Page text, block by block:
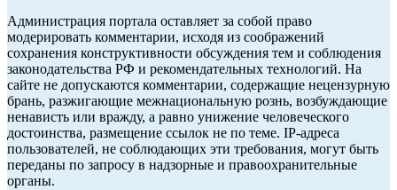
Администрация портала оставляет за собой право
модерировать комментарии, исходя из соображений
сохранения конструктивности обсуждения тем и соблюдения
законодательства РФ и рекомендательных технологий. На
сайте не допускаются комментарии, содержащие нецензурную
брань, разжигающие межнациональную рознь, возбуждающие
ненависть или вражду, а равно унижение человеческого
достоинства, размещение ссылок не по теме. IP-адреса
пользователей, не соблюдающих эти требования, могут быть
переданы по запросу в надзорные и правоохранительные
органы.